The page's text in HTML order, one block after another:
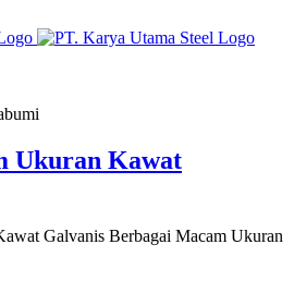
Ukuran Kawat
Galvanis Berbagai Macam Ukuran